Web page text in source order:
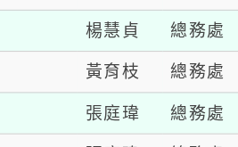
楊慧貞 總務處
黃育枝 總務處
張庭瑋 總務處